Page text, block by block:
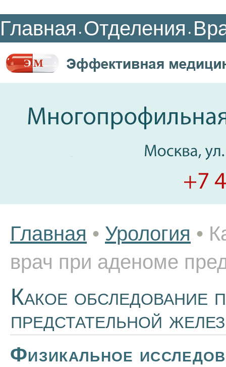
Главная • Отделения •
Главная • Урология •
врач при аденоме
Какое обследование
предстательной
Физикальное